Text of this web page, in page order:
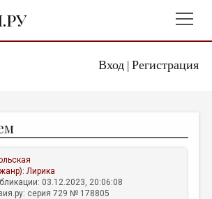
Вход| Регистрация
жанр):Лирика
03.12.2023, 20:06:08
серия 729 № 178805